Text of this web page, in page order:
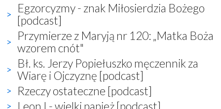
Egzorcyzmy - znak Miłosierdzia Bożego
[podcast]
Przymierze z Maryją nr 120: „Matka Boża
wzorem cnót"
Bł. ks. Jerzy Popiełuszko męczennik za
Wiarę i Ojczyznę [podcast]
Rzeczy ostateczne [podcast]
Leon I - wielki papież [podcast]